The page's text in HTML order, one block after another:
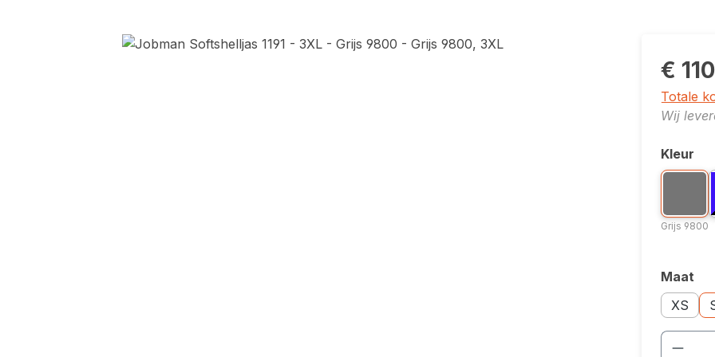
Afbeeldingengalerij overslaan
€
Totale
Wij
Kleur
Grijs
Grijs 9800
Maat
XS